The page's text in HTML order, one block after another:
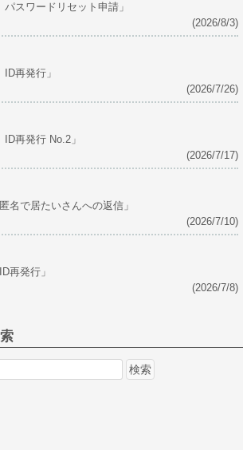
パスワードリセット申請 」
(2026/8/3)
ID再発行 」
(2026/7/26)
ID再発行 No.2 」
(2026/7/17)
名で居たいさんへの返信 」
(2026/7/10)
再発行 」
(2026/7/8)